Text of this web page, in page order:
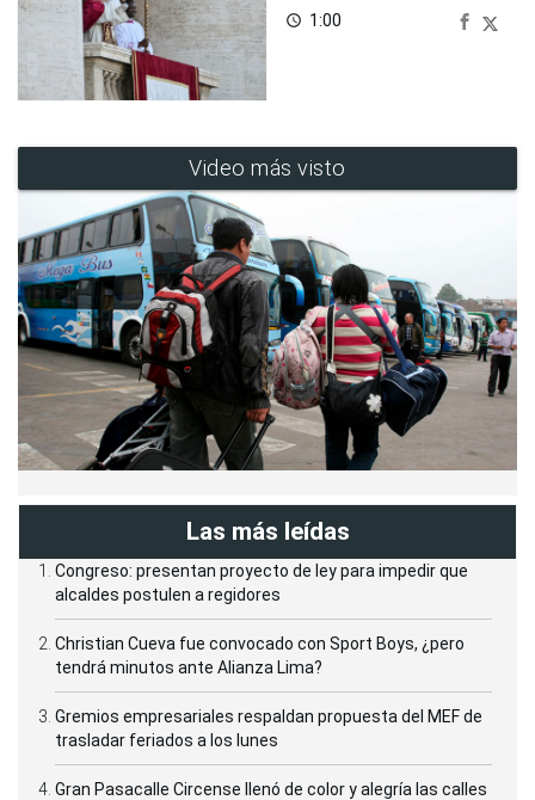
access_time 1:00
Video más visto
Las más leídas
Congreso: presentan proyecto de ley para impedir que
alcaldes postulen a regidores
Christian Cueva fue convocado con Sport Boys, ¿pero
tendrá minutos ante Alianza Lima?
Gremios empresariales respaldan propuesta del MEF de
trasladar feriados a los lunes
Gran Pasacalle Circense llenó de color y alegría las calles